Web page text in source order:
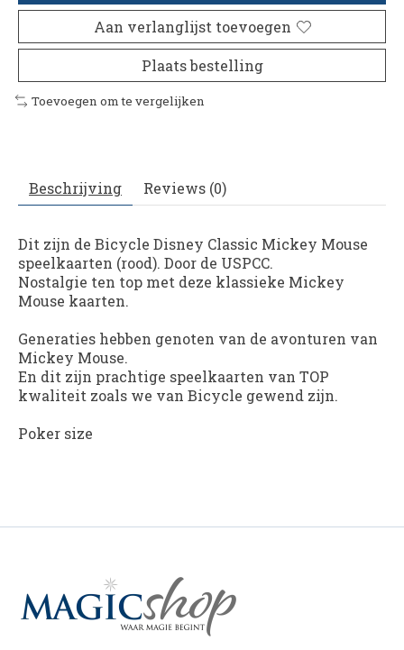
Aan verlanglijst toevoegen
Plaats bestelling
Toevoegen om te vergelijken
Beschrijving Reviews (0)
Dit zijn de Bicycle Disney Classic Mickey Mouse
speelkaarten (rood). Door de USPCC.
Nostalgie ten top met deze klassieke Mickey
Mouse kaarten.
Generaties hebben genoten van de avonturen van
Mickey Mouse.
En dit zijn prachtige speelkaarten van TOP
kwaliteit zoals we van Bicycle gewend zijn.
Poker size